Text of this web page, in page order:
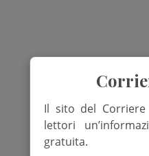
Il sito del
lettori
gratuita.